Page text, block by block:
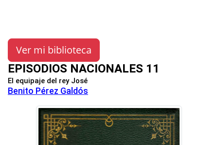
Ver mi biblioteca
EPISODIOS NACIONALES 11
El equipaje del rey José
Benito Pérez Galdós